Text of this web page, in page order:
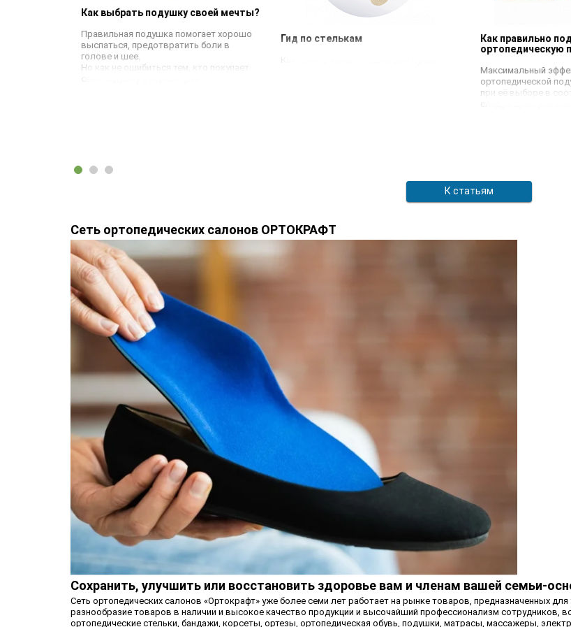
Как выбрать подушку своей мечты?
Правильная подушка помогает хорошо
выспаться, предотвратить боли в
голове и шее.
Но как не ошибиться тем, кто покупает
Гид по стелькам
Как правильно
ортопедическую
Максимальный
ортопедической
при её выборе в
К статьям
Сеть ортопедических салонов ОРТОКРАФТ
Сохранить, улучшить или восстановить здоровье вам и членам вашей семьи-
Сеть ортопедических салонов «Ортокрафт» уже более семи лет работает на рынке товаров, предназначенных
разнообразие товаров в наличии и высокое качество продукции и высочайший профессионализм сотрудников,
ортопедические стельки, бандажи, корсеты, ортезы, ортопедическая обувь, подушки, матрасы, массажеры,